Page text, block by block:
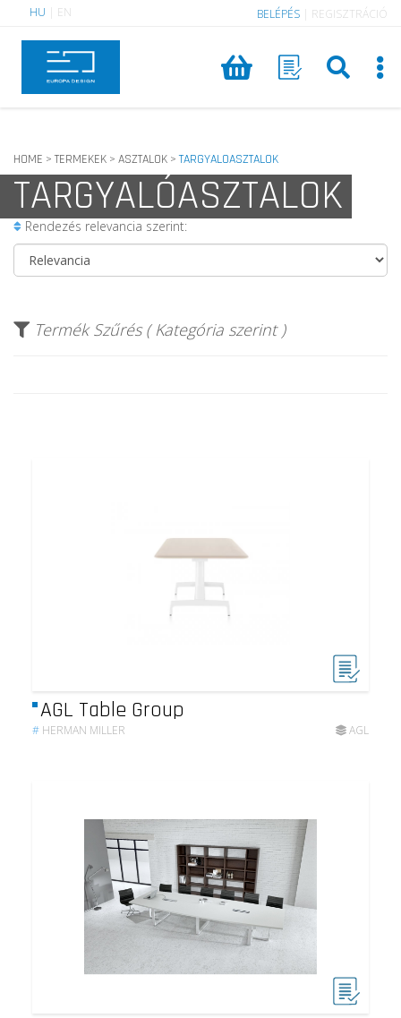
HU EN BELÉPÉS REGISZTRÁCIÓ
HOME > TERMEKEK > ASZTALOK >TARGYALOASZTALOK
TARGYALÓASZTALOK
Rendezés relevancia szerint:
Termék Szűrés ( Kategória szerint )
AGL Table Group
# HERMAN MILLER AGL